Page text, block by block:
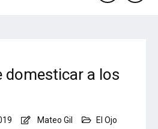
facebook
domesticar a los
Mateo Gil
El Ojo